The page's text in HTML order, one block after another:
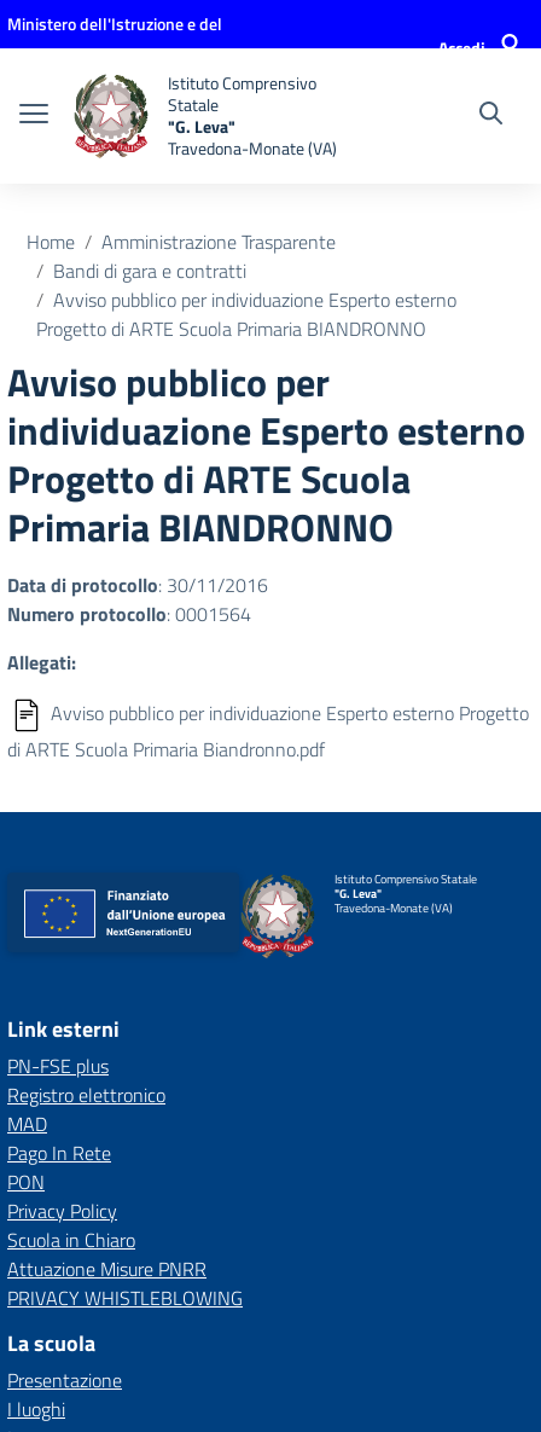
Vai ai contenuti
Vai al menu di navigazione
Vai al footer
Ministero dell'Istruzione e del
Accedi
Istituto Comprensivo
Statale
"G. Leva"
Travedona-Monate (VA)
Home
Amministrazione Trasparente
Bandi di gara e contratti
Avviso pubblico per individuazione Esperto esterno
Progetto di ARTE Scuola Primaria BIANDRONNO
Avviso pubblico per
individuazione Esperto esterno
Progetto di ARTE Scuola
Primaria BIANDRONNO
Data di protocollo: 30/11/2016
Numero protocollo: 0001564
Allegati:
Avviso pubblico per individuazione Esperto esterno Progetto
di ARTE Scuola Primaria Biandronno.pdf
Istituto Comprensivo Statale
"G. Leva"
Travedona-Monate (VA)
Link esterni
PN-FSE plus
Registro elettronico
MAD
Pago In Rete
PON
Privacy Policy
Scuola in Chiaro
Attuazione Misure PNRR
PRIVACY WHISTLEBLOWING
La scuola
Presentazione
I luoghi